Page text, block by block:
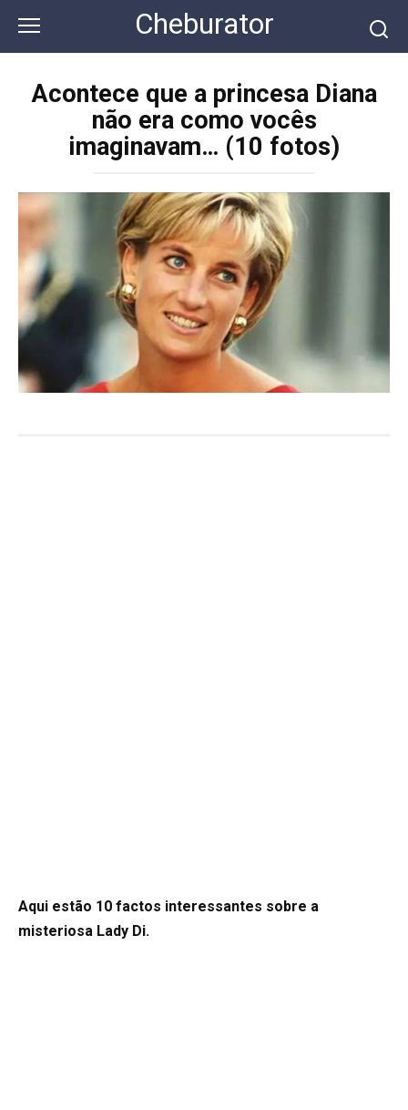
контенту
Cheburator
Acontece que a princesa Diana
não era como vocês
imaginavam… (10 fotos)
Aqui estão 10 factos interessantes sobre a
misteriosa Lady Di.